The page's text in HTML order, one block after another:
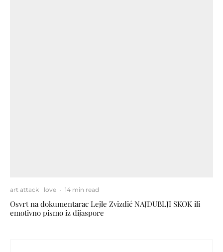
art attack love · 14 min read
Osvrt na dokumentarac Lejle Zvizdić NAJDUBLJI SKOK ili
emotivno pismo iz dijaspore